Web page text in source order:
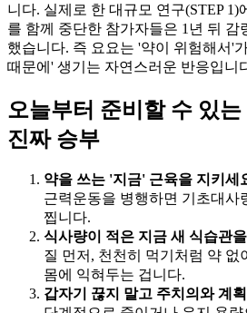
니다. 실제로 한 대규모 연구(STEP 1)
를 함께 중단한 참가자들은 1년 뒤 감
했습니다. 즉 요요는 '약이 위험해서'
때문에' 생기는 자연스러운 반응입니
오늘부터 준비할 수 있
진짜 승부
약을 쓰는 '지금' 근육을 지키세
근력운동을 병행하면 기초대사
찝니다.
식사량이 적은 지금 새 식습관
질 먼저, 천천히 먹기처럼 약 없
몸에 익혀두는 겁니다.
갑자기 끊지 말고 주치의와 계